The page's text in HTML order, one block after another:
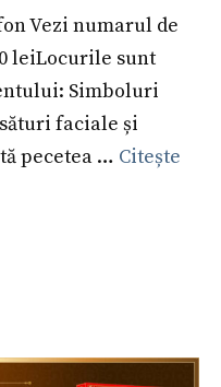
Vezi numarul de
leiLocurile sunt
Simboluri
faciale și
pecetea … Citește